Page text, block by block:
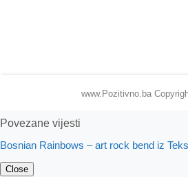
www.Pozitivno.ba
Povezane vijesti
Bosnian Rainbows – art rock bend iz
Close